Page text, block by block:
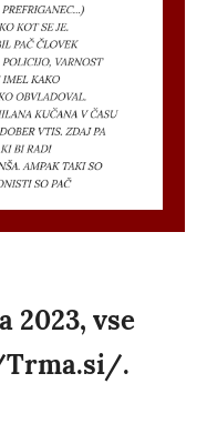
2023, vse
.